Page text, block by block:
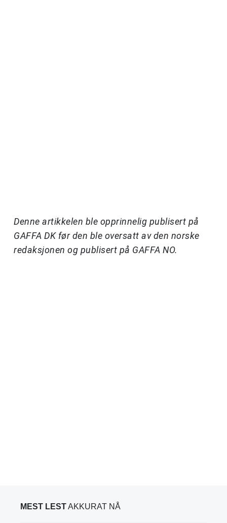
Denne artikkelen ble opprinnelig publisert på
GAFFA DK før den ble oversatt av den norske
redaksjonen og publisert på GAFFA NO.
MEST LESTAKKURAT NÅ